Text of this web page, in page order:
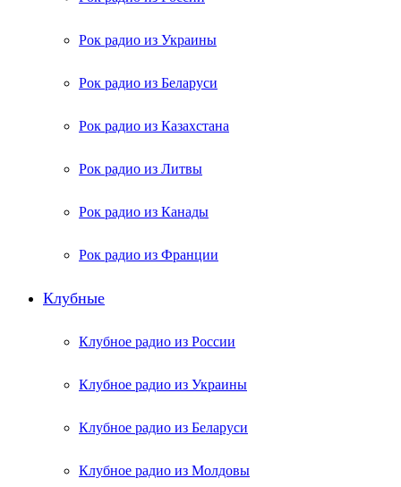
Рок радио из Украины
Рок радио из Беларуси
Рок радио из Казахстана
Рок радио из Литвы
Рок радио из Канады
Рок радио из Франции
Клубные
Клубное радио из России
Клубное радио из Украины
Клубное радио из Беларуси
Клубное радио из Молдовы